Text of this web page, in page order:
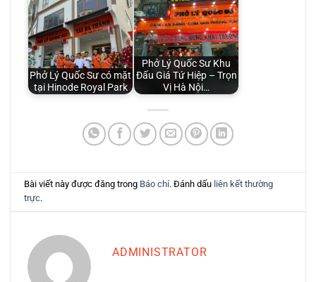
Phở Lý Quốc Sư có mặt
tại Hinode Royal Park
Phở Lý Quốc Sư Khu
Đấu Giá Tứ Hiệp – Trọn
Vị Hà Nội…
Bài viết này được đăng trong Báo chí. Đánh dấu liên kết thường
trực.
ADMINISTRATOR